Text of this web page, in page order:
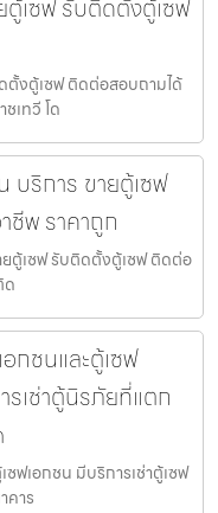
ตู้เซฟ รับติดตั้งตู้เซฟ
ตั้งตู้เซฟ ติดต่อสอบถามได้
เทวี โด
บริการ ขายตู้เซฟ
พ ราคาถูก
ตู้เซฟ รับติดตั้งตู้เซฟ ติดต่อ
ด
กชนและตู้เซฟ
รเช่าตู้นิรภัยที่แตก
ฟเอกชน มีบริการเช่าตู้เซฟ
คาร